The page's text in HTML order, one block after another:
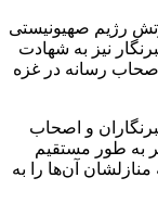
رژیم صهیونیستی
نیز به شهادت
رسانه در غزه
و اصحاب
به طور مستقیم
آن‌ها را به